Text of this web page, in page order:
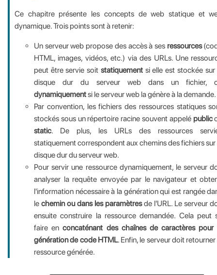
Ce chapitre présente les concepts de web statique et
dynamique. Trois points sont à retenir:
Un serveur web propose des accès à ses ressources
HTML, images, vidéos, etc.) via des URLs. Une
peut être servie soit statiquementsi elle est stockée sur
disque dur du serveur web dans un fichier,
dynamiquementsi le serveur web la génère à la demande.
Par convention, les fichiers des ressources statiques
stockés sous un répertoire racine souvent appelé public
static. De plus, les URLs des ressources
statiquement correspondent aux chemins des fichiers sur
disque dur du serveur web.
Pour servir une ressource dynamiquement, le serveur
analyser la requête envoyée par le navigateur et
l'information nécessaire à la génération qui est rangée
lechemin ou dans les paramètresde l'URL. Le serveur
ensuite construire la ressource demandée. Cela peut
faire enconcaténant des chaînes de caractères pour
génération de code HTML. Enfin, le serveur doit retourner
ressource générée.